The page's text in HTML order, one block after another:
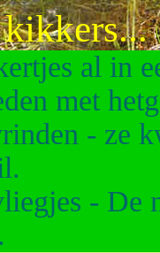
kikkers...
al in
met
- ze
- De